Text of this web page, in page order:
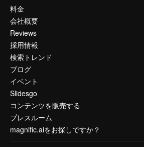
料金
会社概要
Reviews
採用情報
検索トレンド
ブログ
イベント
Slidesgo
コンテンツを販売する
プレスルーム
magnific.aiをお探しですか？